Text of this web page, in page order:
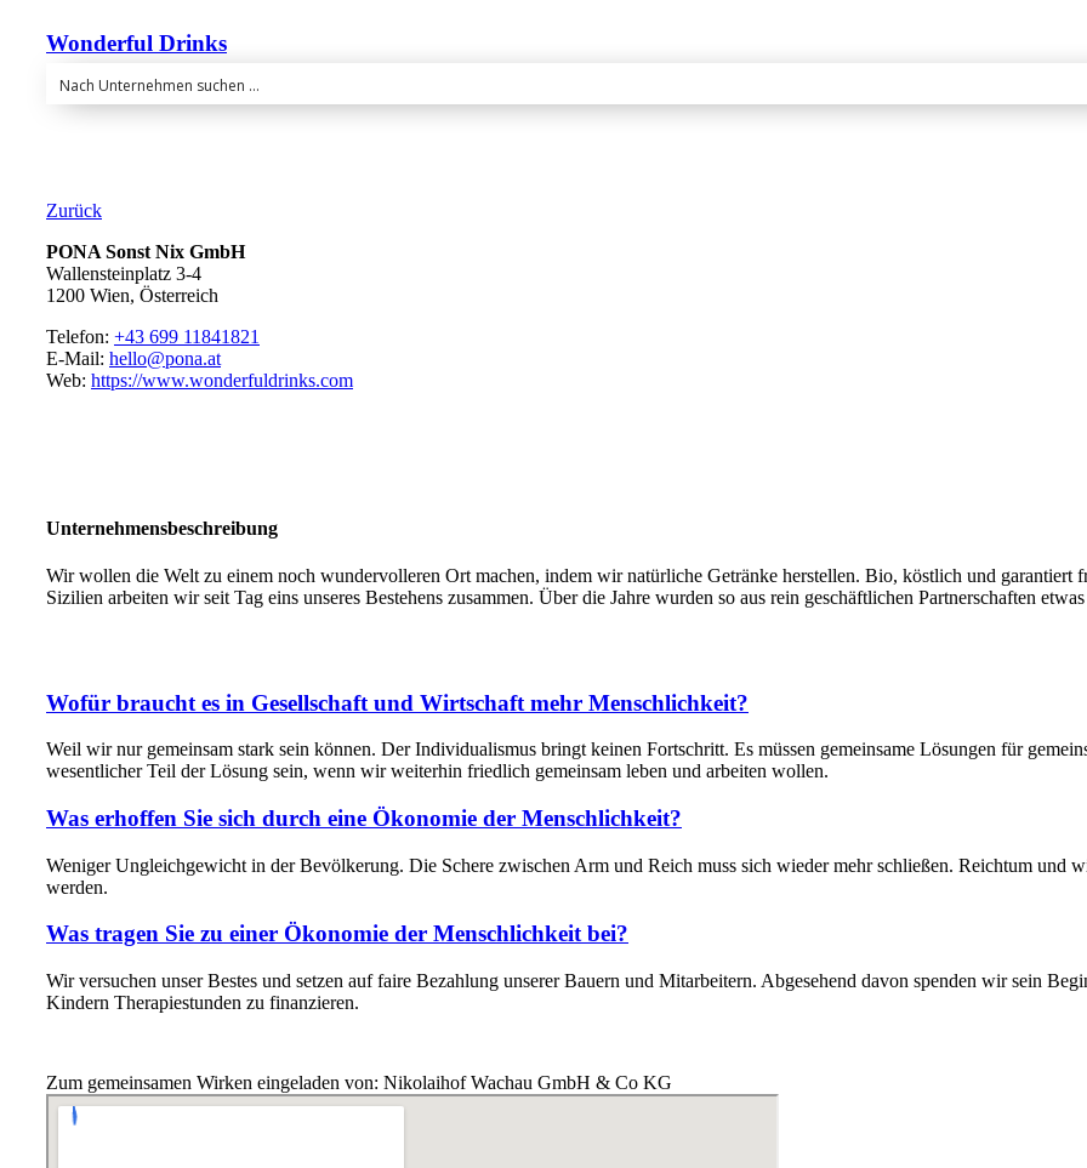
Wonderful Drinks
Zurück
PONA Sonst Nix GmbH
Wallensteinplatz 3-4
1200 Wien, Österreich
Telefon: +43 699 11841821
E-Mail: hello@pona.at
Web: https://www.wonderfuldrinks.com
Unternehmensbeschreibung
Wir wollen die Welt zu einem noch wundervolleren Ort machen, indem wir natürliche Getränke herstellen. Bio, köstlich und garantiert
Sizilien arbeiten wir seit Tag eins unseres Bestehens zusammen. Über die Jahre wurden so aus rein geschäftlichen Partnerschaften
Wofür braucht es in Gesellschaft und Wirtschaft mehr Menschlichkeit?
Weil wir nur gemeinsam stark sein können. Der Individualismus bringt keinen Fortschritt. Es müssen gemeinsame Lösungen für
wesentlicher Teil der Lösung sein, wenn wir weiterhin friedlich gemeinsam leben und arbeiten wollen.
Was erhoffen Sie sich durch eine Ökonomie der Menschlichkeit?
Weniger Ungleichgewicht in der Bevölkerung. Die Schere zwischen Arm und Reich muss sich wieder mehr schließen. Reichtum und
werden.
Was tragen Sie zu einer Ökonomie der Menschlichkeit bei?
Wir versuchen unser Bestes und setzen auf faire Bezahlung unserer Bauern und Mitarbeitern. Abgesehend davon spenden wir sein
Kindern Therapiestunden zu finanzieren.
Zum gemeinsamen Wirken eingeladen von: Nikolaihof Wachau GmbH & Co KG